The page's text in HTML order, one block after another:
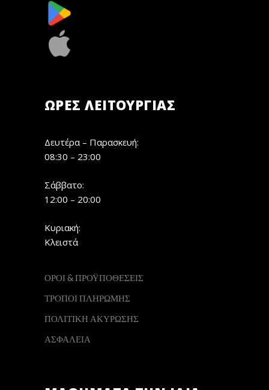
ΏΡΕΣ ΛΕΙΤΟΥΡΓΊΑΣ
Δευτέρα – Παρασκευή:
08:30 – 23:00
Σάββατο:
12:00 – 20:00
Κυριακή:
Κλειστά
ΟΡΟΙ & ΠΡΟΫΠΟΘΕΣΕΙΣ
ΤΡΟΠΟΙ ΠΛΗΡΩΜΗΣ
ΠΟΛΙΤΙΚΗ ΑΚΥΡΩΣΗΣ
ΑΣΦΑΛΕΙΑ